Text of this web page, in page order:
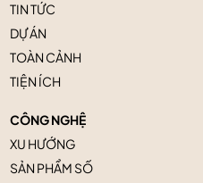
TIN TỨC
DỰ ÁN
TOÀN CẢNH
TIỆN ÍCH
CÔNG NGHỆ
XU HƯỚNG
SẢN PHẨM SỐ